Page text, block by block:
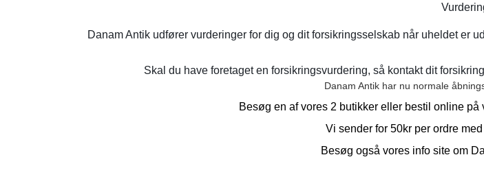
Danam Antik udfører vurderinger for dig og dit forsikringsselskab når uheldet er
Skal du have foretaget en forsikringsvurdering, så kontakt dit
Danam Antik har nu normale
Besøg en af vores 2 butikker eller bestil online på
Vi sender for 50kr per ordre
Besøg også vores info site om